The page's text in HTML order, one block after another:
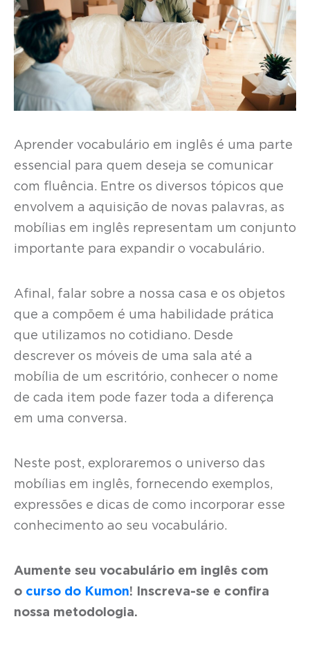
Aprender vocabulário em inglês é uma parte
essencial para quem deseja se comunicar
com fluência. Entre os diversos tópicos que
envolvem a aquisição de novas palavras, as
mobílias em inglês representam um conjunto
importante para expandir o vocabulário.
Afinal, falar sobre a nossa casa e os objetos
que a compõem é uma habilidade prática
que utilizamos no cotidiano. Desde
descrever os móveis de uma sala até a
mobília de um escritório, conhecer o nome
de cada item pode fazer toda a diferença
em uma conversa.
Neste post, exploraremos o universo das
mobílias em inglês, fornecendo exemplos,
expressões e dicas de como incorporar esse
conhecimento ao seu vocabulário.
Aumente seu vocabulário em inglês com
o curso do Kumon! Inscreva-se e confira
nossa metodologia.